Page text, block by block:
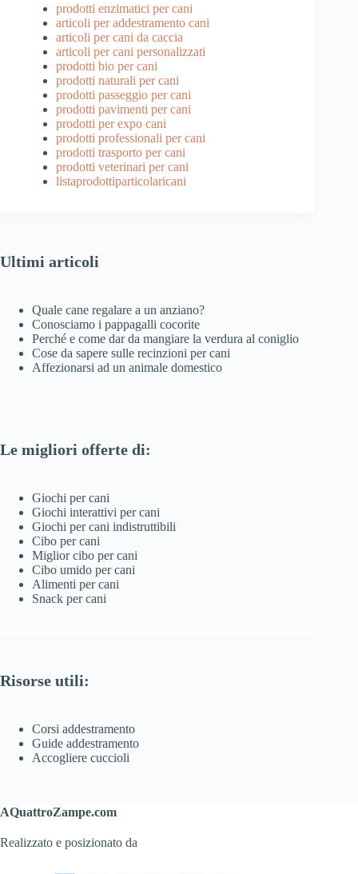
prodotti enzimatici per cani
articoli per addestramento cani
articoli per cani da caccia
articoli per cani personalizzati
prodotti bio per cani
prodotti naturali per cani
prodotti passeggio per cani
prodotti pavimenti per cani
prodotti per expo cani
prodotti professionali per cani
prodotti trasporto per cani
prodotti veterinari per cani
listaprodottiparticolaricani
Ultimi articoli
Quale cane regalare a un anziano?
Conosciamo i pappagalli cocorite
Perché e come dar da mangiare la verdura al coniglio
Cose da sapere sulle recinzioni per cani
Affezionarsi ad un animale domestico
Le migliori offerte di:
Giochi per cani
Giochi interattivi per cani
Giochi per cani indistruttibili
Cibo per cani
Miglior cibo per cani
Cibo umido per cani
Alimenti per cani
Snack per cani
Risorse utili:
Corsi addestramento
Guide addestramento
Accogliere cuccioli
AQuattroZampe.com
Realizzato e posizionato da